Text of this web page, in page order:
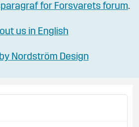
for Forsvarets forum.
us in English
Nordström Design